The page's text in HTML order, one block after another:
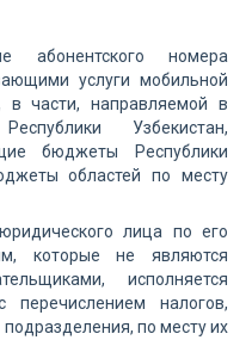
абонентского номера
услуги мобильной
в части, направляемой в
Узбекистан,
бюджеты Республики
областей по месту
лица по его
которые не являются
исполняется
налогов,
по месту их